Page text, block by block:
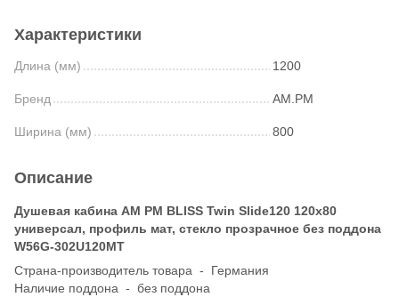
Характеристики
Длина (мм) 1200
Бренд AM.PM
Ширина (мм) 800
Описание
Душевая кабина AM PM BLISS Twin Slide120 120x80
универсал, профиль мат, стекло прозрачное без поддона
W56G-302U120MT
Страна-производитель товара - Германия
Наличие поддона - без поддона